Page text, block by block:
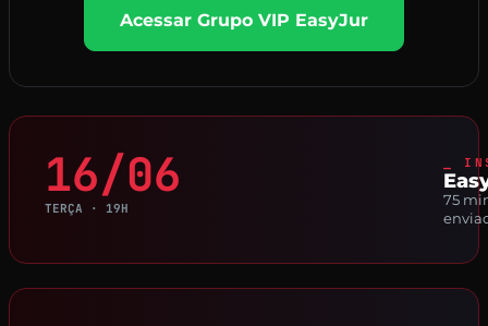
Acessar Grupo VIP EasyJur
16/06
TERÇA · 19H
⎯
75